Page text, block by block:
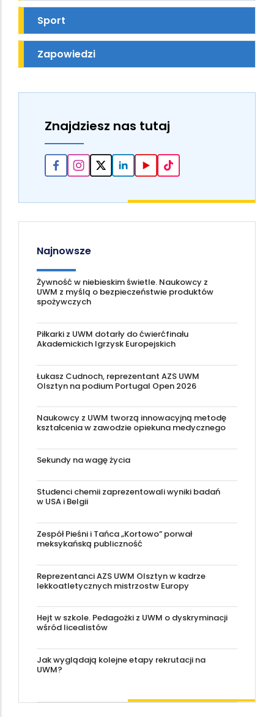
Sport
Zapowiedzi
Znajdziesz nas tutaj
Najnowsze
Żywność w niebieskim świetle. Naukowcy z
UWM z myślą o bezpieczeństwie produktów
spożywczych
Piłkarki z UWM dotarły do ćwierćfinału
Akademickich Igrzysk Europejskich
Łukasz Cudnoch, reprezentant AZS UWM
Olsztyn na podium Portugal Open 2026
Naukowcy z UWM tworzą innowacyjną metodę
kształcenia w zawodzie opiekuna medycznego
Sekundy na wagę życia
Studenci chemii zaprezentowali wyniki badań
w USA i Belgii
Zespół Pieśni i Tańca „Kortowo” porwał
meksykańską publiczność
Reprezentanci AZS UWM Olsztyn w kadrze
lekkoatletycznych mistrzostw Europy
Hejt w szkole. Pedagożki z UWM o dyskryminacji
wśród licealistów
Jak wyglądają kolejne etapy rekrutacji na
UWM?